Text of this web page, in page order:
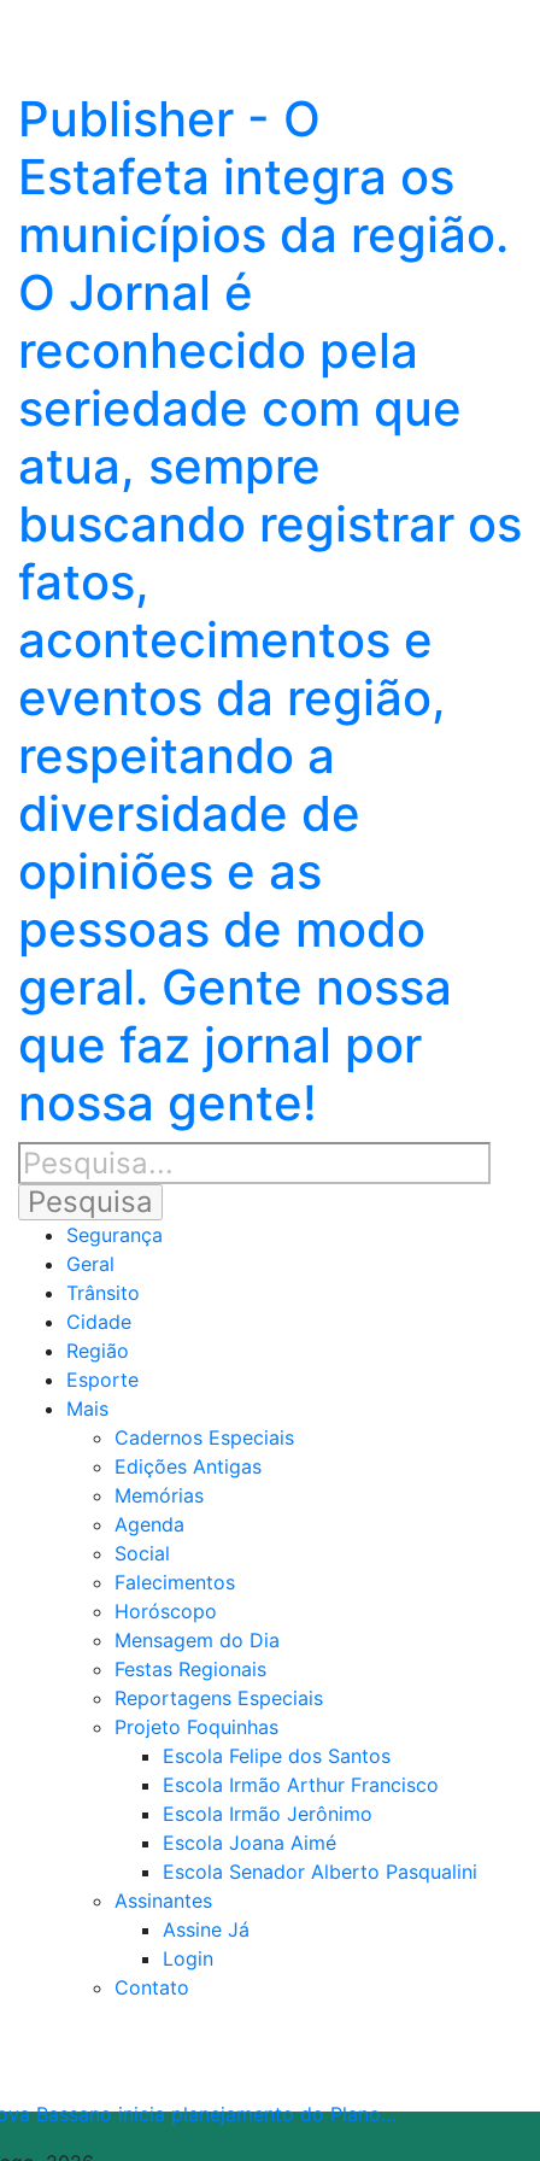
Publisher - O
Estafeta integra os
municípios da região.
O Jornal é
reconhecido pela
seriedade com que
atua, sempre
buscando registrar os
fatos,
acontecimentos e
eventos da região,
respeitando a
diversidade de
opiniões e as
pessoas de modo
geral. Gente nossa
que faz jornal por
nossa gente!
Segurança
Geral
Trânsito
Cidade
Região
Esporte
Mais
Cadernos Especiais
Edições Antigas
Memórias
Agenda
Social
Falecimentos
Horóscopo
Mensagem do Dia
Festas Regionais
Reportagens Especiais
Projeto Foquinhas
Escola Felipe dos Santos
Escola Irmão Arthur Francisco
Escola Irmão Jerônimo
Escola Joana Aimé
Escola Senador Alberto Pasqualini
Assinantes
Assine Já
Login
Contato
Bassano inicia planejamento do Plano…